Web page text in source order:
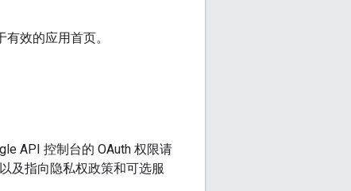
效的应用首页。
API 控制台的 OAuth 权限请
及指向隐私权政策和可选服